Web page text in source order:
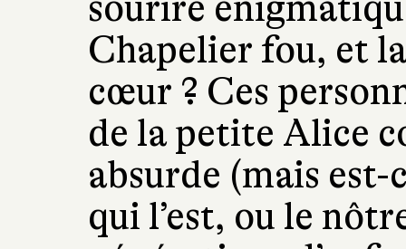
Chapelier fou, et
cœur ? Ces
de la petite Alice
absurde (mais
qui l’est, ou le